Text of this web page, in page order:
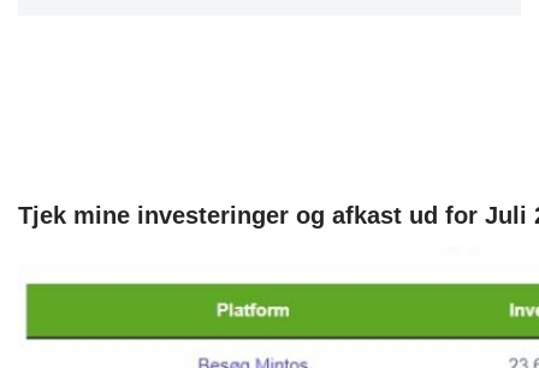
Tjek mine investeringer og afkast ud for Juli